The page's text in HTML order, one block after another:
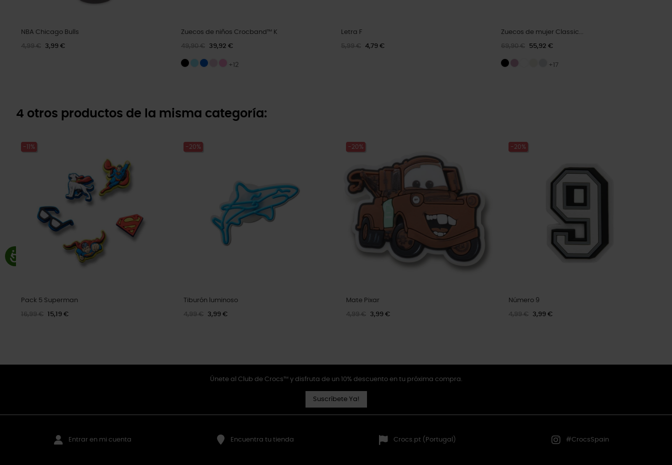
NBA Chicago Bulls
4,99 € 3,99 €
Zuecos de niños Crocband™ K
49,90 € 39,92 €
+12
Letra F
5,99 € 4,79 €
Zuecos de mujer Classic...
69,90 € 55,92 €
+17
4 otros productos de la misma categoría:
-11%
Pack 5 Superman
16,99 € 15,19 €
-20%
Tiburón luminoso
4,99 € 3,99 €
-20%
Mate Pixar
4,99 € 3,99 €
-20%
Número 9
4,99 € 3,99 €
Únete al Club de Crocs™ y disfruta de un 10% descuento en tu próxima compra.
Suscríbete Ya!
Entrar en mi cuenta Encuentra tu tienda Crocs.pt (Portugal) #CrocsSpain